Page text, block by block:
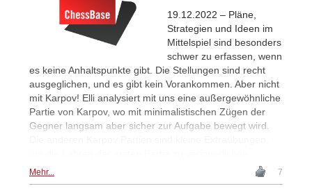
19.12.2022 – Pläne,
Strategien und Ideen im
Mittelspiel sind besonders
schwer zu erfassen, wenn
es keine Anhaltspunkte gibt. Die Stellungen sind recht
ausgeglichen, und es gibt kein Vorankommen. Aber nicht
mit Karpov! Elli analysiert mit uns eine außergewöhnliche
Partie von Karpov, wo mit minimalistischen Zügen der
Gegner langsam aber sicher zur Aufgabe bewegt wird.
Mehr... 7